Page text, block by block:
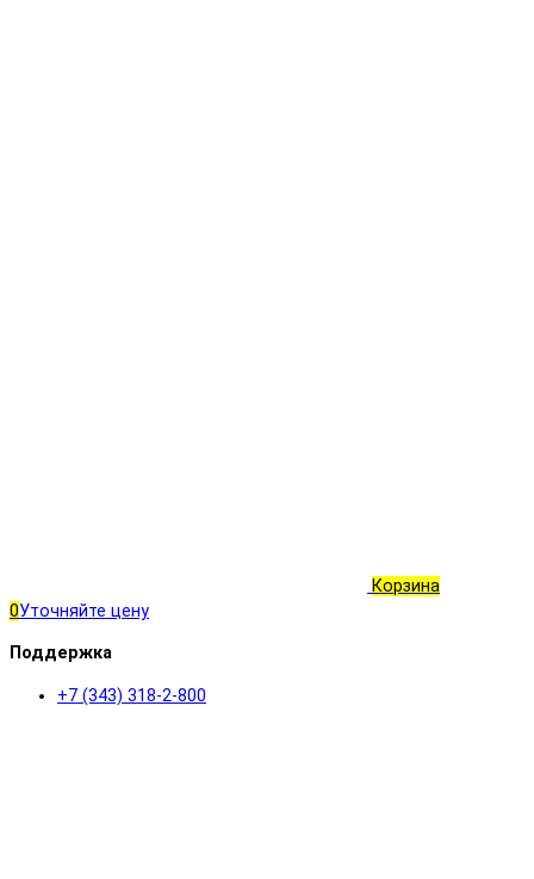
Корзина
0Уточняйте цену
Поддержка
+7 (343) 318-2-800